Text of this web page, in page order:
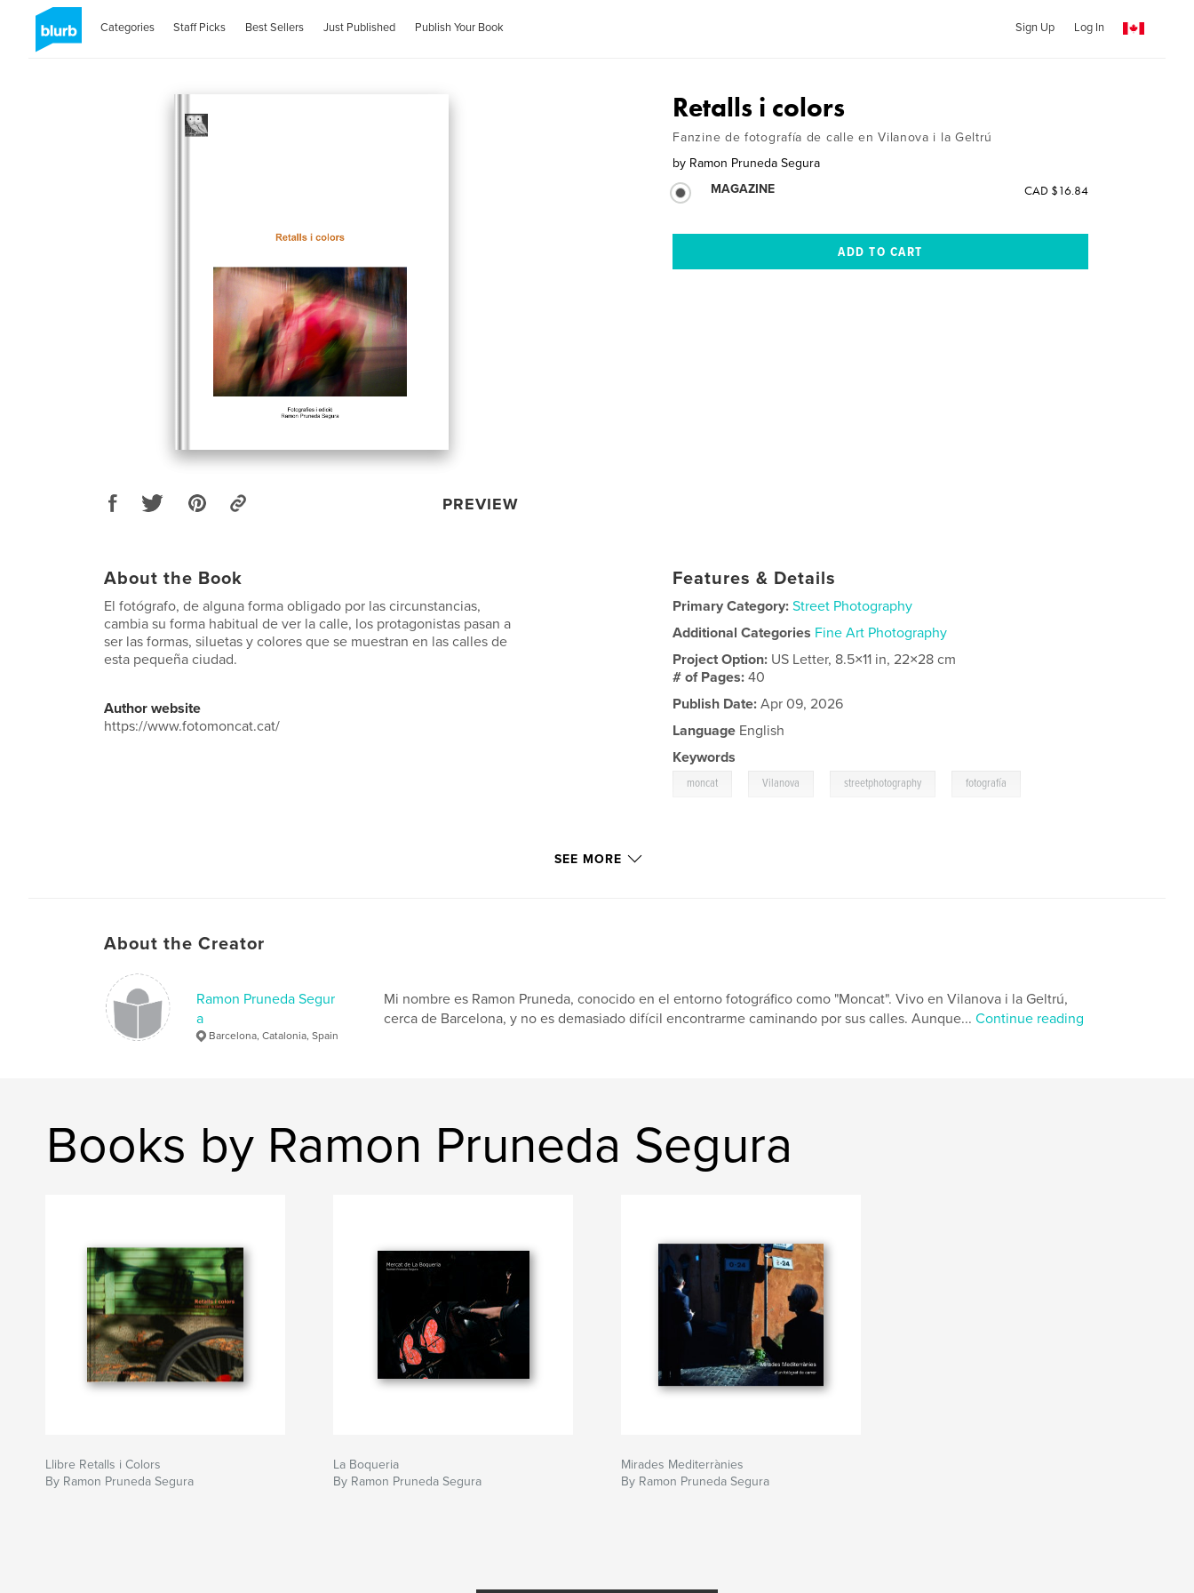
Categories Staff Picks Best Sellers Just Published Publish Your Book Sign Up Log In
PREVIEW
Retalls i colors
Fanzine de fotografía de calle en Vilanova i la Geltrú
by Ramon Pruneda Segura
MAGAZINE
CAD $16.84
About the Book
El fotógrafo, de alguna forma obligado por las circunstancias,
cambia su forma habitual de ver la calle, los protagonistas pasan a
ser las formas, siluetas y colores que se muestran en las calles de
esta pequeña ciudad.
Author website
https://www.fotomoncat.cat/
Features & Details
Primary Category: Street Photography
Additional Categories Fine Art Photography
Project Option: US Letter, 8.5×11 in, 22×28 cm
# of Pages:40
Publish Date: Apr 09, 2026
Language English
Keywords
moncat Vilanova streetphotography fotografía
SEE MORE
About the Creator
Ramon Pruneda Segur
a
Barcelona, Catalonia, Spain
Mi nombre es Ramon Pruneda, conocido en el entorno fotográfico como "Moncat". Vivo en Vilanova i la Geltrú,
cerca de Barcelona, y no es demasiado difícil encontrarme caminando por sus calles. Aunque... Continue reading
Books by Ramon Pruneda Segura
Llibre Retalls i Colors
By Ramon Pruneda Segura
La Boqueria
By Ramon Pruneda Segura
Mirades Mediterrànies
By Ramon Pruneda Segura